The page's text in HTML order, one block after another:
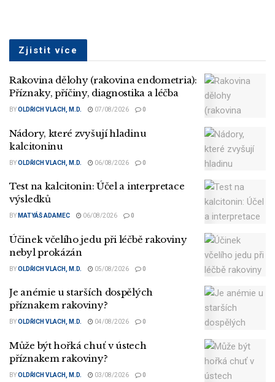
Zjistit více
Rakovina dělohy (rakovina endometria):
Příznaky, příčiny, diagnostika a léčba
BYOLDŘICH VLACH, M.D. 07/08/2026 0
Nádory, které zvyšují hladinu
kalcitoninu
BYOLDŘICH VLACH, M.D. 06/08/2026 0
Test na kalcitonin: Účel a interpretace
výsledků
BY MATYÁŠ ADAMEC 06/08/2026 0
Účinek včelího jedu při léčbě rakoviny
nebyl prokázán
BYOLDŘICH VLACH, M.D. 05/08/2026 0
Je anémie u starších dospělých
příznakem rakoviny?
BYOLDŘICH VLACH, M.D. 04/08/2026 0
Může být hořká chuť v ústech
příznakem rakoviny?
BYOLDŘICH VLACH, M.D. 03/08/2026 0